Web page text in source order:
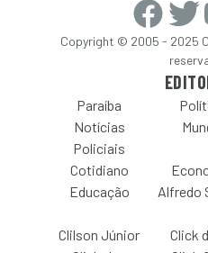
Copyright © 2005 - 2025
Paraíba
Notícias
Policiais
Cotidiano
Educação
Alfredo
Clilson Júnior
Click